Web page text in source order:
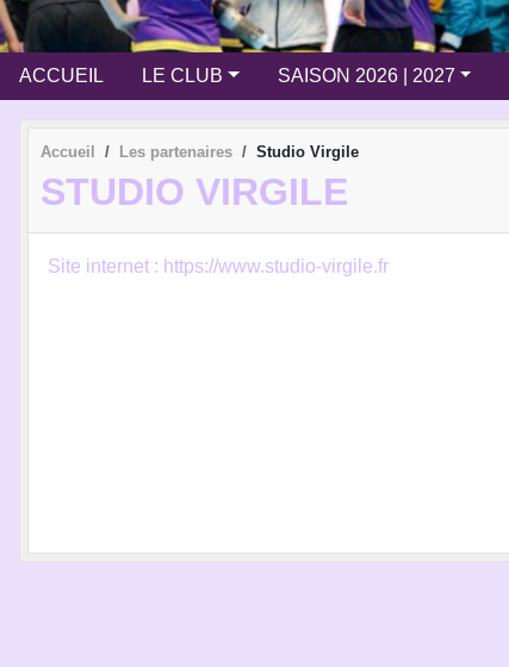
ACCUEIL LE CLUB SAISON 2026 | 2027
Accueil Les partenaires Studio Virgile
STUDIO VIRGILE
Site internet : https://www.studio-virgile.fr